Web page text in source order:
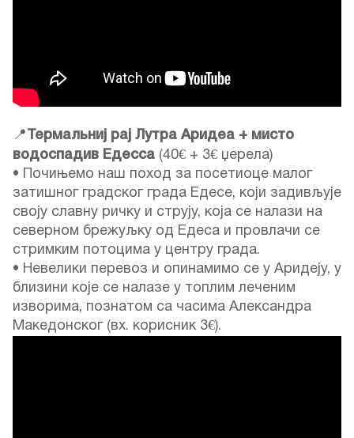
📍
Термальниј рај Лутра Аридеа + мисто
водоспадив Едесса (40€ + 3€ џерела)
• Почињемо наш поход за посетиоце малог
затишног градског града Едесе, који задивљује
своју славну ричку и струју, која се налази на
северном брежуљку од Едеса и провлачи се
стримким потоцима у центру града.
• Невелики перевоз и опинамимо се у Аридеју, у
близини које се налазе у топлим леченим
изворима, познатом са часима Александра
Македонског (вх. корисник 3€).